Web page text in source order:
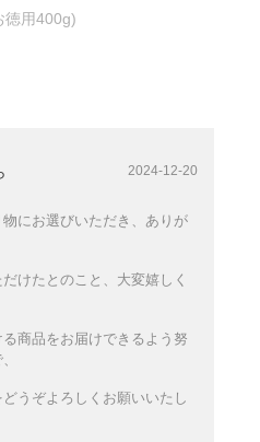
徳用400g)
2024-12-20
にお選びいただき、ありが
けたとのこと、大変嬉しく
商品をお届けできるよう努
うぞよろしくお願いいたし